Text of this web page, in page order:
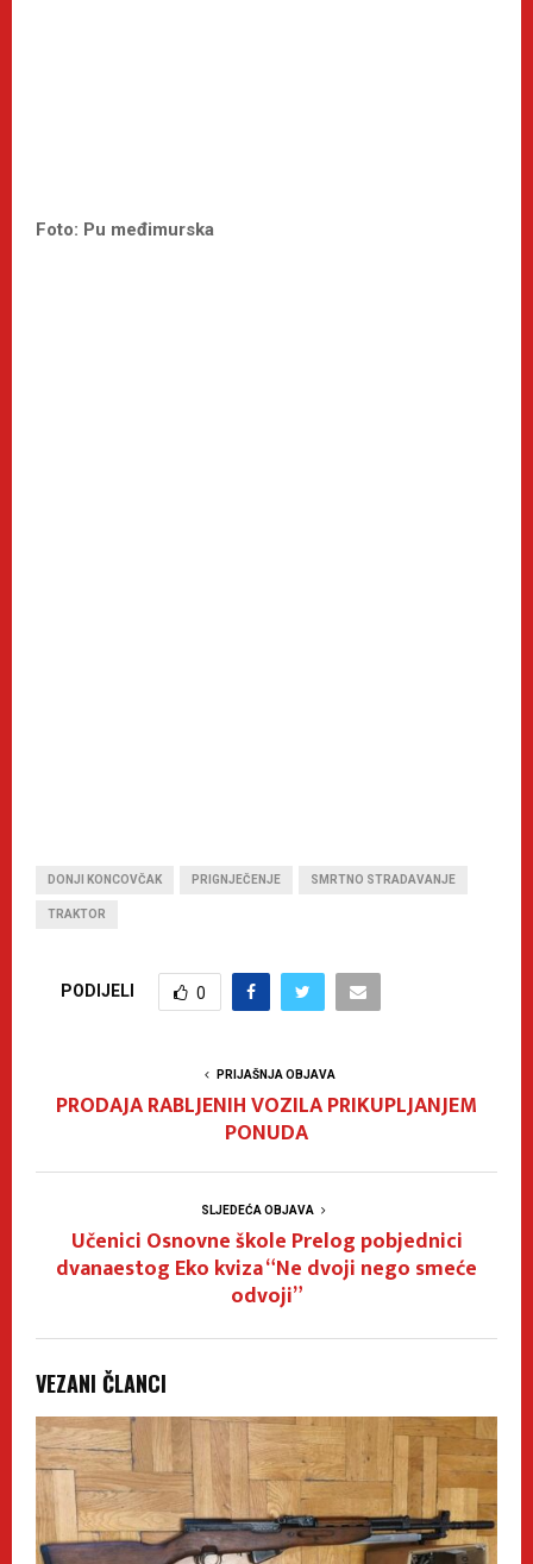
Foto: Pu međimurska
DONJI KONCOVČAK PRIGNJEČENJE SMRTNO STRADAVANJE
TRAKTOR
PODIJELI 0
PRIJAŠNJA OBJAVA
PRODAJA RABLJENIH VOZILA PRIKUPLJANJEM
PONUDA
SLJEDEĆA OBJAVA
Učenici Osnovne škole Prelog pobjednici
dvanaestog Eko kviza “Ne dvoji nego smeće
odvoji”
VEZANI ČLANCI